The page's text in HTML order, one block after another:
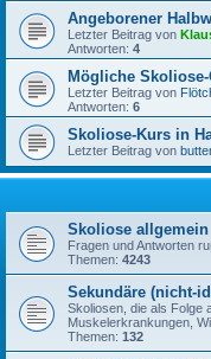
Angeborener
Letzter Beitrag von
Antworten: 4
Mögliche
Letzter Beitrag von
Antworten: 6
Skoliose-Kurs in
Letzter Beitrag von
Skoliose allgemein
Fragen und Antworten
Themen: 4243
Sekundäre (nicht-
Skoliosen, die als Folge
Muskelerkrankungen,
Themen: 132